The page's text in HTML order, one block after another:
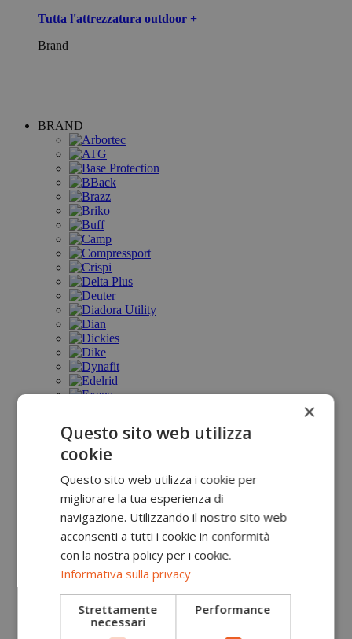
Tutta l'attrezzatura outdoor +
Brand
BRAND
×
Questo sito web utilizza
cookie
Questo sito web utilizza i cookie per
migliorare la tua esperienza di
navigazione. Utilizzando il nostro sito web
acconsenti a tutti i cookie in conformità
con la nostra policy per i cookie.
Informativa sulla privacy
Strettamente
necessari
Performance